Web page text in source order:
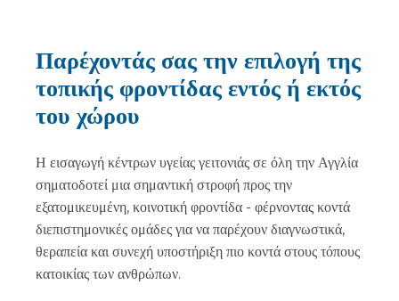
Παρέχοντάς σας την επιλογή της
τοπικής φροντίδας εντός ή εκτός
του χώρου
Η εισαγωγή κέντρων υγείας γειτονιάς σε όλη την Αγγλία
σηματοδοτεί μια σημαντική στροφή προς την
εξατομικευμένη, κοινοτική φροντίδα - φέρνοντας κοντά
διεπιστημονικές ομάδες για να παρέχουν διαγνωστικά,
θεραπεία και συνεχή υποστήριξη πιο κοντά στους τόπους
κατοικίας των ανθρώπων.